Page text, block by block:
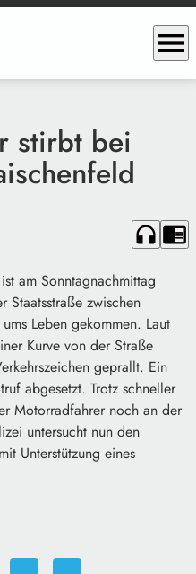
menu
stirbt bei
headphones chrome_reader_mode
am Sonntagnachmittag
zwischen
Leben gekommen. Laut
Kurve von der Straße
geprallt. Ein
abgesetzt. Trotz schneller
Motorradfahrer noch an der
untersucht nun den
Unterstützung eines